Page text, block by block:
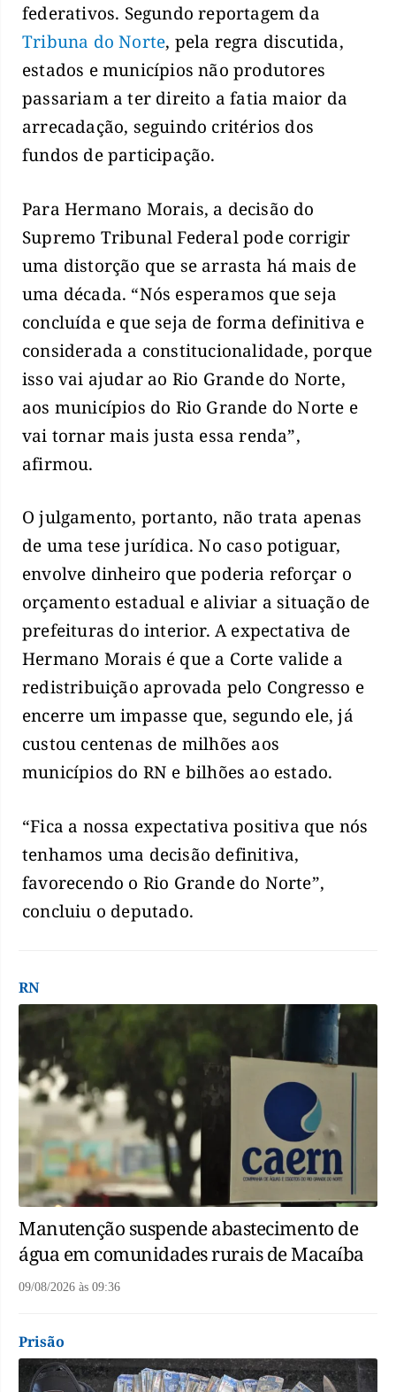
federativos. Segundo reportagem da
Tribuna do Norte, pela regra discutida,
estados e municípios não produtores
passariam a ter direito a fatia maior da
arrecadação, seguindo critérios dos
fundos de participação.
Para Hermano Morais, a decisão do
Supremo Tribunal Federal pode corrigir
uma distorção que se arrasta há mais de
uma década. “Nós esperamos que seja
concluída e que seja de forma definitiva e
considerada a constitucionalidade, porque
isso vai ajudar ao Rio Grande do Norte,
aos municípios do Rio Grande do Norte e
vai tornar mais justa essa renda”,
afirmou.
O julgamento, portanto, não trata apenas
de uma tese jurídica. No caso potiguar,
envolve dinheiro que poderia reforçar o
orçamento estadual e aliviar a situação de
prefeituras do interior. A expectativa de
Hermano Morais é que a Corte valide a
redistribuição aprovada pelo Congresso e
encerre um impasse que, segundo ele, já
custou centenas de milhões aos
municípios do RN e bilhões ao estado.
“Fica a nossa expectativa positiva que nós
tenhamos uma decisão definitiva,
favorecendo o Rio Grande do Norte”,
concluiu o deputado.
RN
Manutenção suspende abastecimento de
água em comunidades rurais de Macaíba
09/08/2026 às 09:36
Prisão